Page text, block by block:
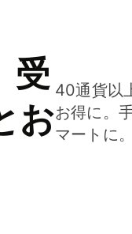
受
お
40通貨以
お得に。
マートに